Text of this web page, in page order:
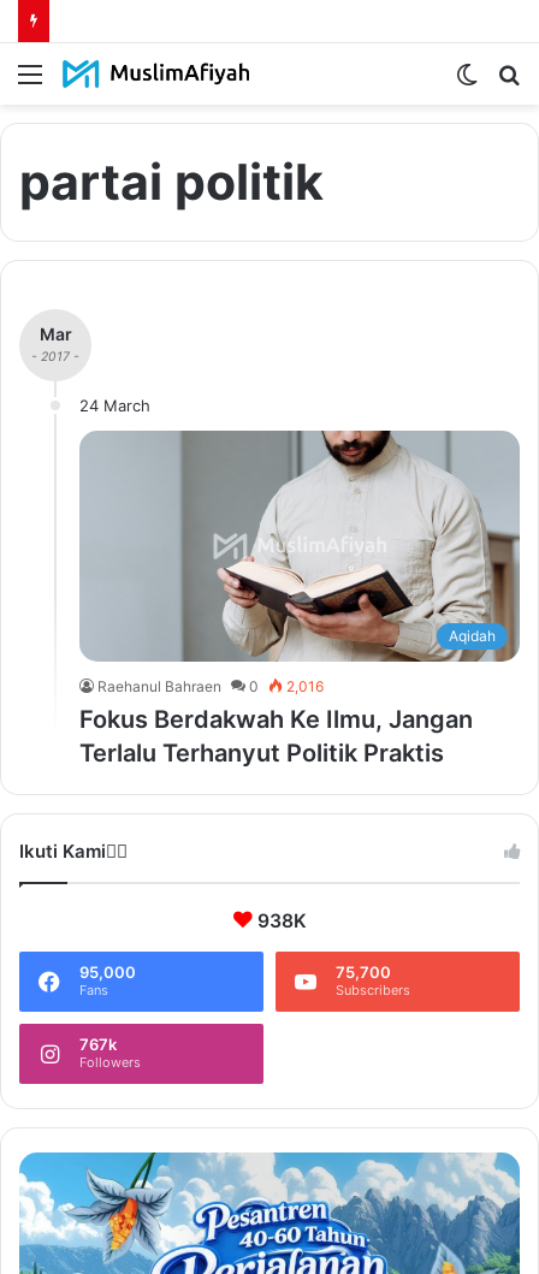
Menu
Switch
partai politik
Mar
- 2017 -
24 March
Aqidah
Raehanul Bahraen 0 2,016
Fokus Berdakwah Ke Ilmu, Jangan
Terlalu Terhanyut Politik Praktis
Ikuti Kami❤️‍🔥
938K
95,000
Fans
75,700
Subscribers
767k
Followers